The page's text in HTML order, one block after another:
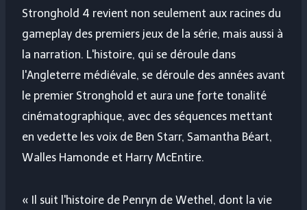
Stronghold 4 revient non seulement aux racines du
gameplay des premiers jeux de la série, mais aussi à
la narration. L'histoire, qui se déroule dans
l'Angleterre médiévale, se déroule des années avant
le premier Stronghold et aura une forte tonalité
cinématographique, avec des séquences mettant
en vedette les voix de Ben Starr, Samantha Béart,
Walles Hamonde et Harry McEntire.
« Il suit l'histoire de Penryn de Wethel, dont la vie